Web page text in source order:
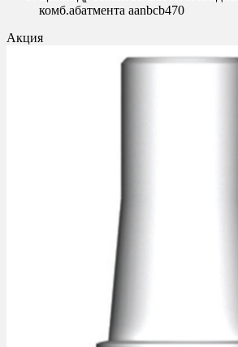
комб.абатмента aanbcb470
Акция